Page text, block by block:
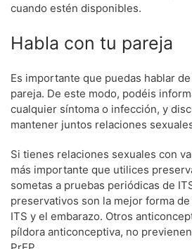
cuando estén disponibles.
Habla con tu pareja
Es importante que puedas hablar
pareja. De este modo, podéis
cualquier síntoma o infección, y
mantener juntos relaciones
Si tienes relaciones sexuales con
más importante que utilices
sometas a pruebas periódicas de
preservativos son la mejor forma
ITS y el embarazo. Otros
píldora anticonceptiva, no